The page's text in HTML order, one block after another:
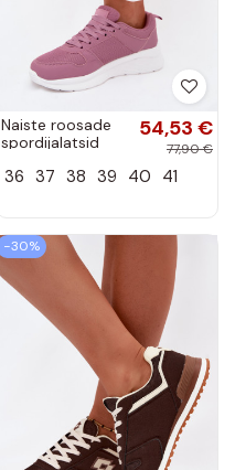
Naiste roosade
spordijalatsid
SOBRIO
54,53 €
77,90 €
36 37 38 39 40 41
−30%